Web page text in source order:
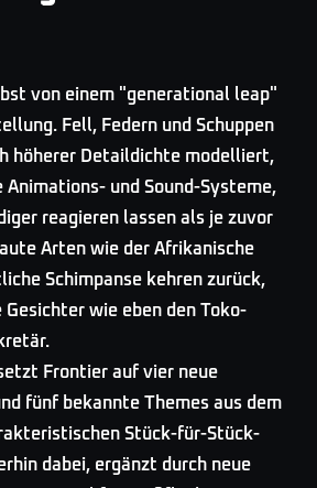
von einem "generational leap"
Fell, Federn und Schuppen
höherer Detaildichte modelliert,
Animations- und Sound-Systeme,
reagieren lassen als je zuvor
Arten wie der Afrikanische
Schimpanse kehren zurück,
Gesichter wie eben den Toko-
Frontier auf vier neue
fünf bekannte Themes aus dem
Stück-für-Stück-
dabei, ergänzt durch neue